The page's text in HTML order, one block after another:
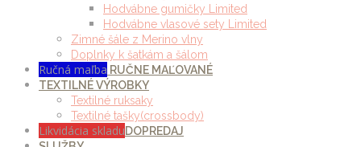
Hodvábne gumičky Limited
Hodvábne vlasové sety Limited
Zimné šále z Merino vlny
Doplnky k šatkám a šálom
Ručná maľba RUČNE MAĽOVANÉ
TEXTILNÉ VÝROBKY
Textilné ruksaky
Textilné tašky(crossbody)
Likvidácia skladuDOPREDAJ